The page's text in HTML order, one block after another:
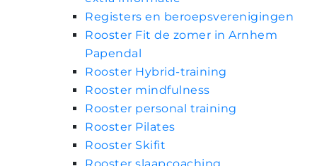
Registers en beroepsverenigingen
Rooster Fit de zomer in Arnhem
Papendal
Rooster Hybrid-training
Rooster mindfulness
Rooster personal training
Rooster Pilates
Rooster Skifit